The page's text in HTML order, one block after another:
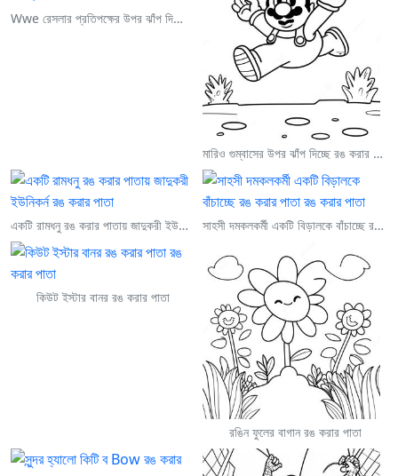
Wwe রেসলার প্রতিপক্ষের উপর ঝাঁপ দিচ্ছে রঙ করার পাতা
মারিও গুম্বাসের উপর ঝাঁপ দিচ্ছে রঙ করার পাতা
একটি রামধনু রঙ করার পাতায় জাদুকরী ইউনিকর্ন সাহসী দমকলকর্মী একটি বিড়ালকে বাঁচাচ্ছে রঙ করার পাতা
কিউট ইস্টার বানর রঙ করার পাতা
রঙিন ফুলের বাগান রঙ করার পাতা